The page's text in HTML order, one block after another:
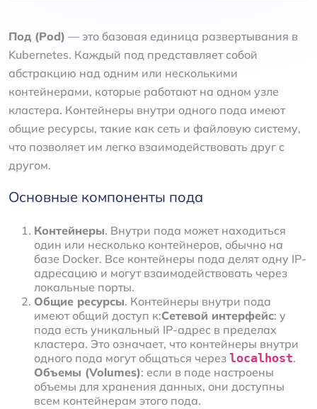
Под (Pod) — это базовая единица развертывания в
Kubernetes. Каждый под представляет собой
абстракцию над одним или несколькими
контейнерами, которые работают на одном узле
кластера. Контейнеры внутри одного пода имеют
общие ресурсы, такие как сеть и файловую систему,
что позволяет им легко взаимодействовать друг с
другом.
Основные компоненты пода
Контейнеры. Внутри пода может находиться
один или несколько контейнеров, обычно на
базе Docker. Все контейнеры пода делят одну IP-
адресацию и могут взаимодействовать через
локальные порты.
Общие ресурсы. Контейнеры внутри пода
имеют общий доступ к:Сетевой интерфейс: у
пода есть уникальный IP-адрес в пределах
кластера. Это означает, что контейнеры внутри
одного пода могут общаться через localhost.
Объемы (Volumes): если в поде настроены
объемы для хранения данных, они доступны
всем контейнерам этого пода.